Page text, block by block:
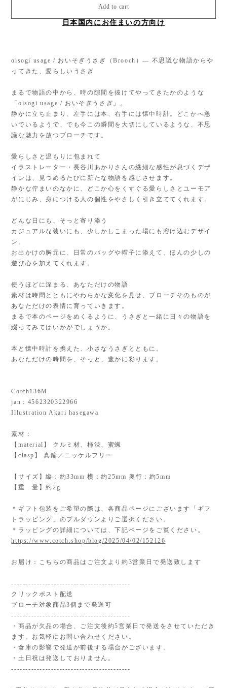
Add to cart
日本国内にお住まいの方向け
oisogi usage / おいそぎうさぎ（Brooch）— 不思議な物語からや
ってきた、愛らしいうさぎ
まるで物語の中から、時の隙間を抜けてやってきたかのような
「oisogi usage / おいそぎうさぎ」。
静かに立ち止まり、左手には本、右手には懐中時計。どこかへ急
いでいるようで、でも今この瞬間を大切にしているような、不思
議な魅力を放つブローチです。
愛らしさと温もりに包まれて
イラストレーター・長谷川あかりさんの繊細な感性が息づくデザ
インは、見つめるたびに新たな物語を感じさせます。
静かな佇まいのなかに、どこか心をくすぐる愛らしさとユーモア
がにじみ、身につける人の個性をやさしく引き立ててくれます。
どんな日にも、そっと寄り添う
カジュアルな装いにも、少しかしこまった場にも溶け込むデザイ
ン。
お出かけの胸元に、日常のバッグや帽子に添えて、ほんの少しの
遊び心を加えてくれます。
使うほどに深まる、あなただけの物語
素材は時間とともにやわらかな変化を見せ、ブローチそのものが
あなただけの表情に育っていきます。
まるで本のページをめくるように、うさぎと一緒に日々の物語を
綴ってみてはいかがでしょうか。
本と懐中時計を携えた、小さなうさぎとともに。
あなただけの時間を、そっと、豊かに彩ります。
Cotch136M
jan：4562320322966
Illustration Akari hasegawa
素材：
【material】 クルミ材、柿渋、蜜蝋
【clasp】 真鍮／ニッケルフリー
【サイズ】縦：約33mm 横：約25mm 奥行：約5mm
【重 量】約2g
＊ギフト包装をご希望の際は、各商品ページにございます「ギフ
トラッピング」のプルダウンよりご選択ください。
＊ラッピングの詳細については、下記ページをご覧ください。
https://www.cotch.shop/blog/2025/04/02/152126
お届け：こちらの商品はご注文より約3営業日で発送致します
------------------------------------------
クリックポスト配送
ブローチ対象商品3個まで発送可
------------------------------------------
・商品が欠品の場合、ご注文後約5営業日で発送をさせていただき
ます。お気軽にお問い合わせください。
・倉庫の影響で発送が前後する場合がございます。
・土日祝は発送しておりません。
------------------------------------------